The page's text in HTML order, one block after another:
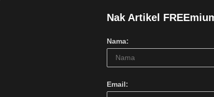
Nak Artikel
Nama:
Email: